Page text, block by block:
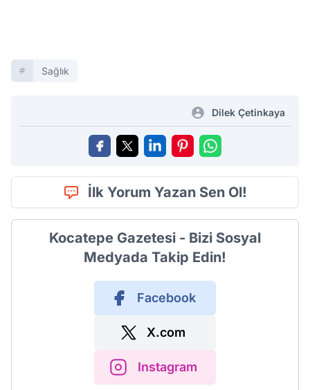
Sağlık
Dilek Çetinkaya
İlk Yorum Yazan Sen Ol!
Kocatepe Gazetesi - Bizi Sosyal
Medyada Takip Edin!
Facebook
X.com
Instagram